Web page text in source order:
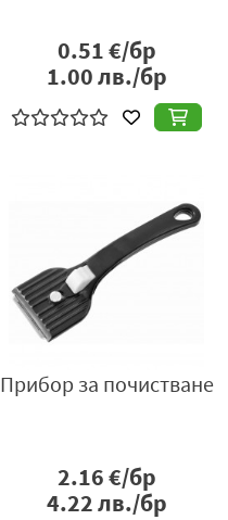
0.51€/бр
1.00лв./бр
Прибор за почистване
2.16€/бр
4.22лв./бр